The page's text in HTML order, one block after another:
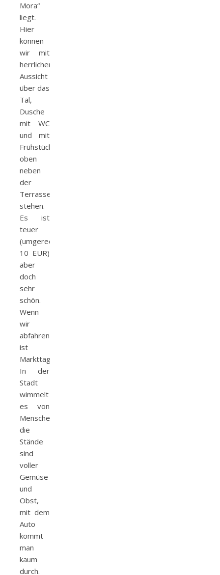
Mora“
liegt.
Hier
können
wir mit
herrlicher
Aussicht
über das
Tal,
Dusche
mit WC
und mit
Frühstück
oben
neben
der
Terrasse
stehen.
Es ist
teuer
(umgerechnet
10 EUR)
aber
doch
sehr
schön.
Wenn
wir
abfahren
ist
Markttag.
In der
Stadt
wimmelt
es von
Menschen,
die
Stände
sind
voller
Gemüse
und
Obst,
mit dem
Auto
kommt
man
kaum
durch.